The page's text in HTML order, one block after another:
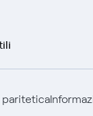
paritetica